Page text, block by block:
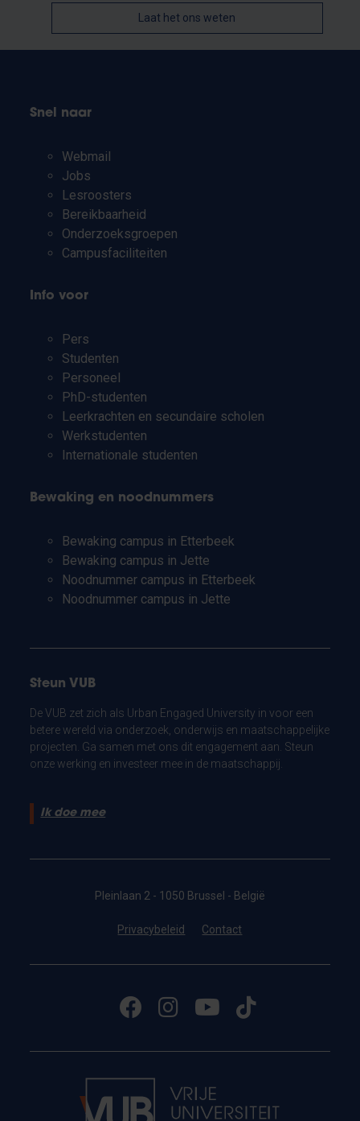
Laat het ons weten
Snel naar
Webmail
Jobs
Lesroosters
Bereikbaarheid
Onderzoeksgroepen
Campusfaciliteiten
Info voor
Pers
Studenten
Personeel
PhD-studenten
Leerkrachten en secundaire scholen
Werkstudenten
Internationale studenten
Bewaking en noodnummers
Bewaking campus in Etterbeek
Bewaking campus in Jette
Noodnummer campus in Etterbeek
Noodnummer campus in Jette
Steun VUB
De VUB zet zich als Urban Engaged University in voor een
betere wereld via onderzoek, onderwijs en maatschappelijke
projecten. Ga samen met ons dit engagement aan. Steun
onze werking en investeer mee in de maatschappij.
Ik doe mee
Pleinlaan 2 - 1050 Brussel - België
Privacybeleid Contact